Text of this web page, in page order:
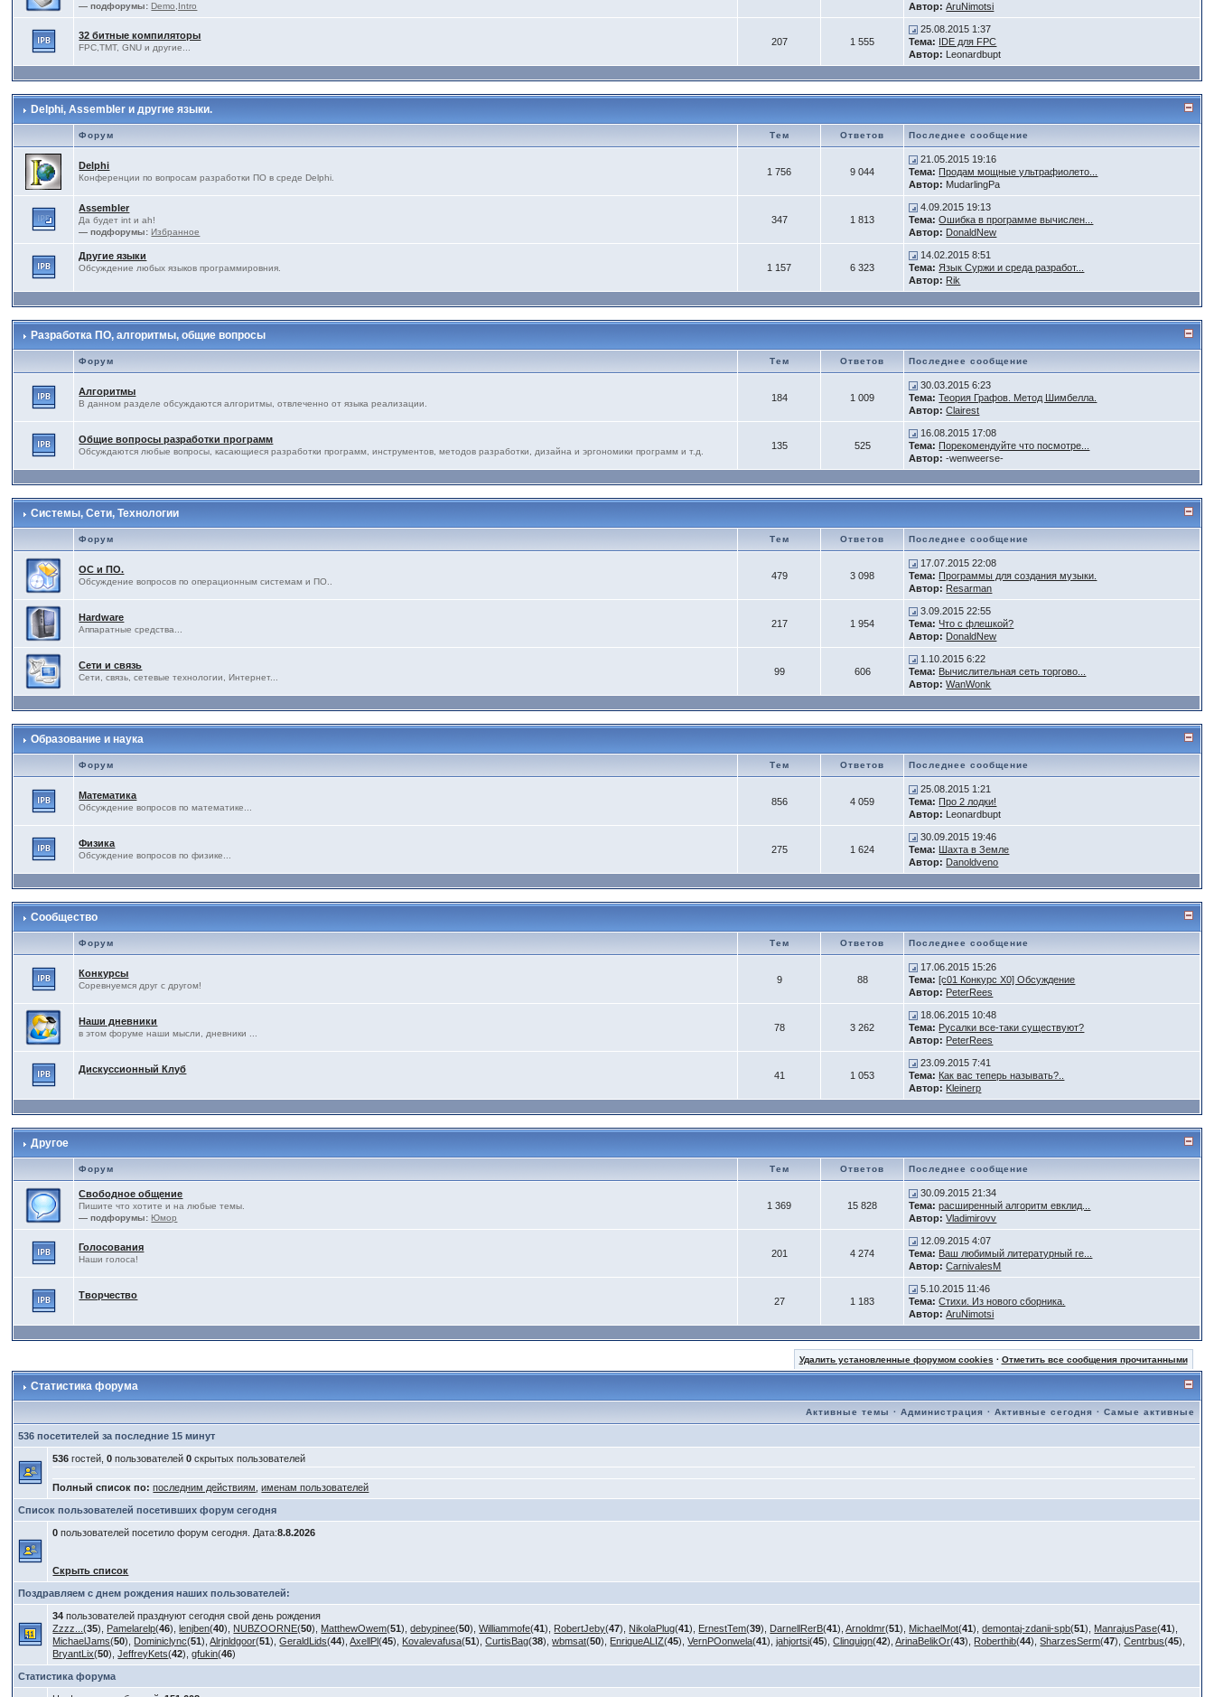
— подфорумы: Demo,Intro
Автор: AruNimotsi
32 битные компиляторы
FPC,TMT, GNU и другие...
207 1 555
25.08.2015 1:37
Тема: IDE для FPC
Автор: Leonardbupt
Delphi, Assembler и другие языки.
Форум Тем Ответов Последнее сообщение
Delphi
Конференции по вопросам разработки ПО в среде Delphi.
1 756 9 044
21.05.2015 19:16
Тема: Продам мощные ультрафиолето...
Автор: MudarlingPa
Assembler
Да будет int и ah!
— подфорумы: Избранное
347 1 813
4.09.2015 19:13
Тема: Ошибка в программе вычислен...
Автор: DonaldNew
Другие языки
Обсуждение любых языков программировния. 1 157 6 323
14.02.2015 8:51
Тема: Язык Суржи и среда разработ...
Автор: Rik
Разработка ПО, алгоритмы, общие вопросы
Форум Тем Ответов Последнее сообщение
Алгоритмы
В данном разделе обсуждаются алгоритмы, отвлеченно от языка реализации.
184 1 009
30.03.2015 6:23
Тема: Теория Графов. Метод Шимбелла.
Автор: Clairest
Общие вопросы разработки программ
Обсуждаются любые вопросы, касающиеся разработки программ, инструментов, методов разработки, дизайна и эргономики программ и т.д.
135 525
16.08.2015 17:08
Тема: Порекомендуйте что посмотре...
Автор: -wenweerse-
Системы, Сети, Технологии
Форум Тем Ответов Последнее сообщение
ОС и ПО.
Обсуждение вопросов по операционным системам и ПО..
479 3 098
17.07.2015 22:08
Тема: Программы для создания музыки.
Автор: Resarman
Hardware
Аппаратные средства...
217 1 954
3.09.2015 22:55
Тема: Что с флешкой?
Автор: DonaldNew
Сети и связь
Сети, связь, сетевые технологии, Интернет...
99 606
1.10.2015 6:22
Тема: Вычислительная сеть торгово...
Автор: WanWonk
Образование и наука
Форум Тем Ответов Последнее сообщение
Математика
Обсуждение вопросов по математике...
856 4 059
25.08.2015 1:21
Тема: Про 2 лодки!
Автор: Leonardbupt
Физика
Обсуждение вопросов по физике...
275 1 624
30.09.2015 19:46
Тема: Шахта в Земле
Автор: Danoldveno
Сообщество
Форум Тем Ответов Последнее сообщение
Конкурсы
Соревнуемся друг с другом!
9 88
17.06.2015 15:26
Тема: [c01 Конкурс X0] Обсуждение
Автор: PeterRees
Наши дневники
в этом форуме наши мысли, дневники ...
78 3 262
18.06.2015 10:48
Тема: Русалки все-таки существуют?
Автор: PeterRees
Дискуссионный Клуб
41 1 053
23.09.2015 7:41
Тема: Как вас теперь называть?..
Автор: Kleinerp
Другое
Форум Тем Ответов Последнее сообщение
Свободное общение
Пишите что хотите и на любые темы.
— подфорумы: Юмор
1 369 15 828
30.09.2015 21:34
Тема: расширенный алгоритм евклид...
Автор: Vladimirovv
Голосования
Наши голоса!
201 4 274
12.09.2015 4:07
Тема: Ваш любимый литературный ге...
Автор: CarnivalesM
Творчество
27 1 183
5.10.2015 11:46
Тема: Стихи. Из нового сборника.
Автор: AruNimotsi
Удалить установленные форумом cookies · Отметить все сообщения прочитанными
Статистика форума
Активные темы ·Администрация ·Активные сегодня ·Самые активные
536 посетителей за последние 15 минут
536 гостей,0 пользователей0 скрытых пользователей
Полный список по: последним действиям ,именам пользователей
Список пользователей посетивших форум сегодня
0 пользователей посетило форум сегодня. Дата:8.8.2026
Скрыть список
Поздравляем с днем рождения наших пользователей:
34 пользователей празднуют сегодня свой день рождения
Zzzz...(35), Pamelarelp(46),lenjben(40), NUBZOORNE(50), MatthewOwem(51),debypinee(50),Williammofe(41), RobertJeby(47), NikolaPlug(41), ErnestTem(39), DarnellRerB(41),Arnoldmr(51), MichaelMot(41),demontaj-zdanii-spb(51), ManrajusPase(41),
MichaelJams(50), Dominiclync(51),Alrjnldgoor(51),GeraldLids(44),AxellPl(45), Kovalevafusa(51),CurtisBag(38),wbmsat(50), EnriqueALIZ(45),VernPOonwela(41),jahjortsi(45),Clinquign(42),ArinaBelikOr(43), Roberthib(44),SharzesSerm(47),Centrbus(45),
BryantLix(50),JeffreyKets(42),gfukin(46)
Статистика форума